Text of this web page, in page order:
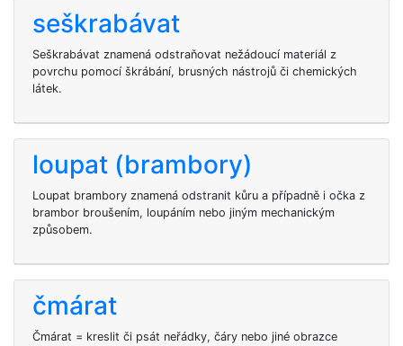
seškrabávat
Seškrabávat znamená odstraňovat nežádoucí materiál z
povrchu pomocí škrábání, brusných nástrojů či chemických
látek.
loupat (brambory)
Loupat brambory znamená odstranit kůru a případně i očka z
brambor broušením, loupáním nebo jiným mechanickým
způsobem.
čmárat
Čmárat = kreslit či psát neřádky, čáry nebo jiné obrazce